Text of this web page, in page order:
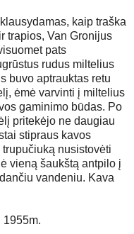
kaip traška
trapios, Van Gronijus
pats
rudus miltelius
buvo aptrauktas retu
ėmė varvinti į miltelius
gaminimo būdas. Po
pritekėjo ne daugiau
stipraus kavos
nusistovėti
vieną šaukštą antpilo į
vandeniu. Kava
1955m.